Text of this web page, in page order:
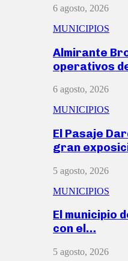
6 agosto, 2026
MUNICIPIOS
Almirante
operativos
6 agosto, 2026
MUNICIPIOS
El Pasaje
gran
5 agosto, 2026
MUNICIPIOS
El municipio
con el…
5 agosto, 2026